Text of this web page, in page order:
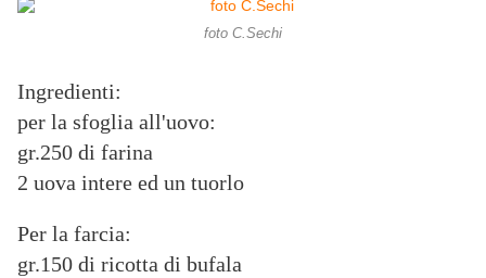
foto C.Sechi
Ingredienti:
per la sfoglia all'uovo:
gr.250 di farina
2 uova intere ed un tuorlo
Per la farcia:
gr.150 di ricotta di bufala